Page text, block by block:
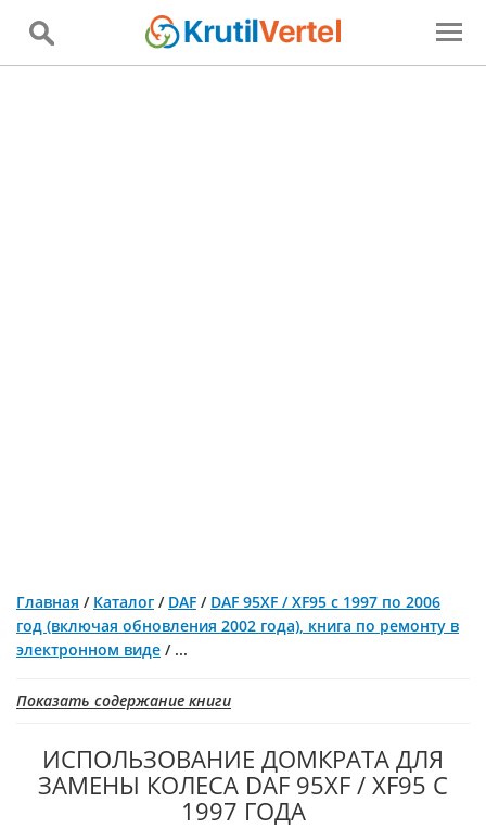
Главная / Каталог / DAF / DAF 95XF / XF95 с 1997 по 2006
год (включая обновления 2002 года), книга по ремонту в
электронном виде / ...
Показать содержание книги
ИСПОЛЬЗОВАНИЕ ДОМКРАТА ДЛЯ
ЗАМЕНЫ КОЛЕСА DAF 95XF / XF95 С
1997 ГОДА